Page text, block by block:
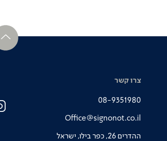
צרו קשר
08-9351980
Office@signonot.co.il
ההדרים 26, כפר בילו, ישראל